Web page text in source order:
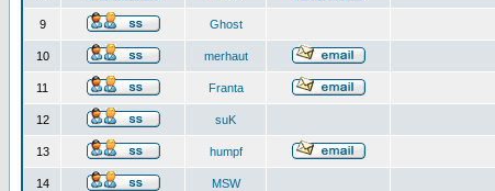
9 Ghost
10 merhaut
11 Franta
12 suK
13 humpf
14 MSW